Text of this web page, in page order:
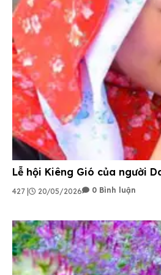
Lễ hội Kiêng Gió của người
427 | 20/05/2026 0 Bình luận